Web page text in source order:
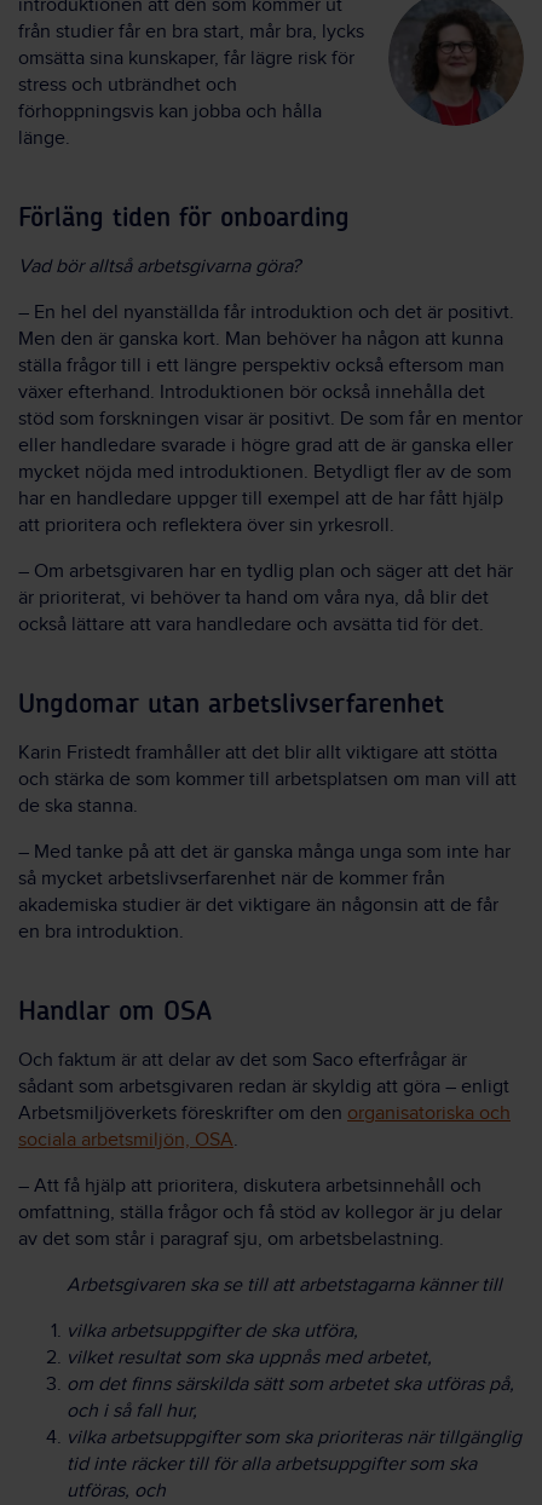
introduktionen att den som kommer ut
från studier får en bra start, mår bra, lycks
omsätta sina kunskaper, får lägre risk för
stress och utbrändhet och
förhoppningsvis kan jobba och hålla
länge.
Förläng tiden för onboarding
Vad bör alltså arbetsgivarna göra?
– En hel del nyanställda får introduktion och det är positivt.
Men den är ganska kort. Man behöver ha någon att kunna
ställa frågor till i ett längre perspektiv också eftersom man
växer efterhand. Introduktionen bör också innehålla det
stöd som forskningen visar är positivt. De som får en mentor
eller handledare svarade i högre grad att de är ganska eller
mycket nöjda med introduktionen. Betydligt fler av de som
har en handledare uppger till exempel att de har fått hjälp
att prioritera och reflektera över sin yrkesroll.
– Om arbetsgivaren har en tydlig plan och säger att det här
är prioriterat, vi behöver ta hand om våra nya, då blir det
också lättare att vara handledare och avsätta tid för det.
Ungdomar utan arbetslivserfarenhet
Karin Fristedt framhåller att det blir allt viktigare att stötta
och stärka de som kommer till arbetsplatsen om man vill att
de ska stanna.
– Med tanke på att det är ganska många unga som inte har
så mycket arbetslivserfarenhet när de kommer från
akademiska studier är det viktigare än någonsin att de får
en bra introduktion.
Handlar om OSA
Och faktum är att delar av det som Saco efterfrågar är
sådant som arbetsgivaren redan är skyldig att göra – enligt
Arbetsmiljöverkets föreskrifter om den organisatoriska och
sociala arbetsmiljön, OSA.
– Att få hjälp att prioritera, diskutera arbetsinnehåll och
omfattning, ställa frågor och få stöd av kollegor är ju delar
av det som står i paragraf sju, om arbetsbelastning.
Arbetsgivaren ska se till att arbetstagarna känner till
vilka arbetsuppgifter de ska utföra,
vilket resultat som ska uppnås med arbetet,
om det finns särskilda sätt som arbetet ska utföras på,
och i så fall hur,
vilka arbetsuppgifter som ska prioriteras när tillgänglig
tid inte räcker till för alla arbetsuppgifter som ska
utföras, och